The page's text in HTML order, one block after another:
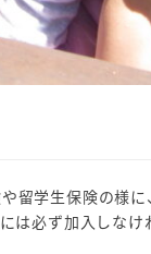
留学生保険の様
は必ず加入しな